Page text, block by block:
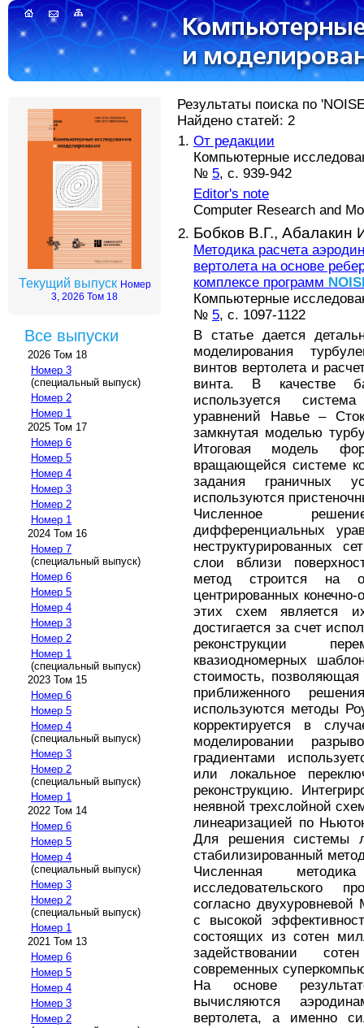
Текущий выпуск Номер
3, 2026 Том 18
Все выпуски
2026 Том 18
Номер 3
(специальный выпуск)
Номер 2
Номер 1
2025 Том 17
Номер 6
Номер 5
Номер 4
Номер 3
Номер 2
Номер 1
2024 Том 16
Номер 7
(специальный выпуск)
Номер 6
Номер 5
Номер 4
Номер 3
Номер 2
Номер 1
(специальный выпуск)
2023 Том 15
Номер 6
Номер 5
Номер 4
(специальный выпуск)
Номер 3
Номер 2
(специальный выпуск)
Номер 1
2022 Том 14
Номер 6
Номер 5
Номер 4
(специальный выпуск)
Номер 3
Номер 2
(специальный выпуск)
Номер 1
2021 Том 13
Номер 6
Номер 5
Номер 4
Номер 3
Номер 2
Результаты поиска по
Найдено статей: 2
От редакции
Компьютерные
№ 5, с. 939-942
Editor's note
Computer Research and
Бобков В.Г., Абалакин
Методика расчета
вертолета на основе
комплексе программ
Компьютерные
№ 5, с. 1097-1122
В статье дается
моделирования
винтов вертолета и
винта. В качестве
используется
уравнений Навье –
замкнутая моделью
Итоговая модель
вращающейся системе
задания граничных
используются
Численное
дифференциальных
неструктурированных
слои вблизи
метод строится на
центрированных
этих схем является
достигается за счет
реконструкции
квазиодномерных
стоимость,
приближенного
используются методы
корректируется в
моделировании
градиентами
или локальное
реконструкцию.
неявной трехслойной
линеаризацией по
Для решения системы
стабилизированный
Численная
исследовательского
согласно
с высокой
состоящих из сотен
задействовании
современных
На основе
вычисляются
вертолета, а именно